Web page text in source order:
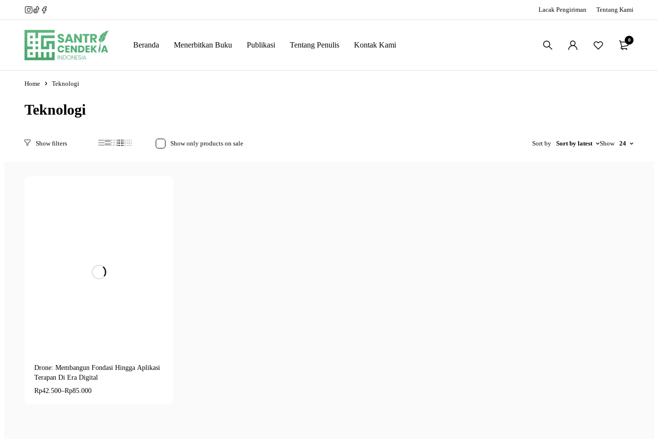
Lacak Pengiriman Tentang Kami
Beranda Menerbitkan Buku Publikasi Tentang Penulis Kontak Kami
0
Home Teknologi
Teknologi
Show only products on sale Sort by Sort by latest Show 24
Quick add to cart
E-Book
Drone: Membangun Fondasi Hingga Aplikasi
Terapan Di Era Digital
Rp42.500–Rp85.000